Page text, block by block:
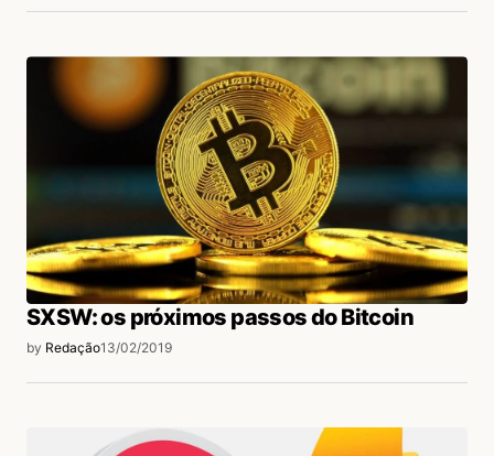
SXSW: os próximos passos do Bitcoin
by Redação13/02/2019